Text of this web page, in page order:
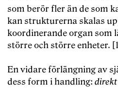
som berör fler än de som
kan strukturerna skalas
koordinerande organ som
större och större enheter.
En vidare förlängning av
dess form i handling: